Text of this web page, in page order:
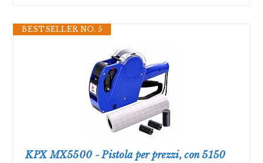
BESTSELLER NO. 5
KPX MX5500 - Pistola per prezzi, con 5150